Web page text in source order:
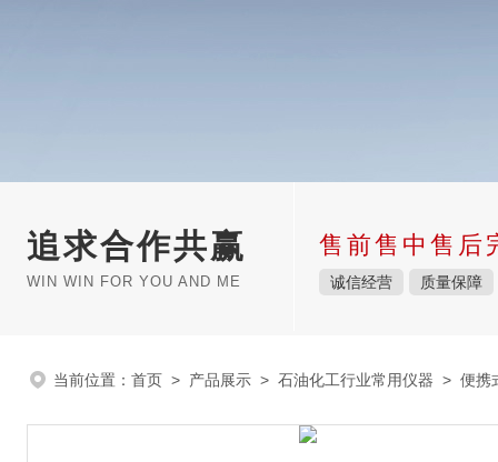
追求合作共赢
WIN WIN FOR YOU AND ME
售前售中售后
诚信经营 质量保障
当前位置： 首页 > 产品展示 > 石油化工行业常用仪器 > 便携